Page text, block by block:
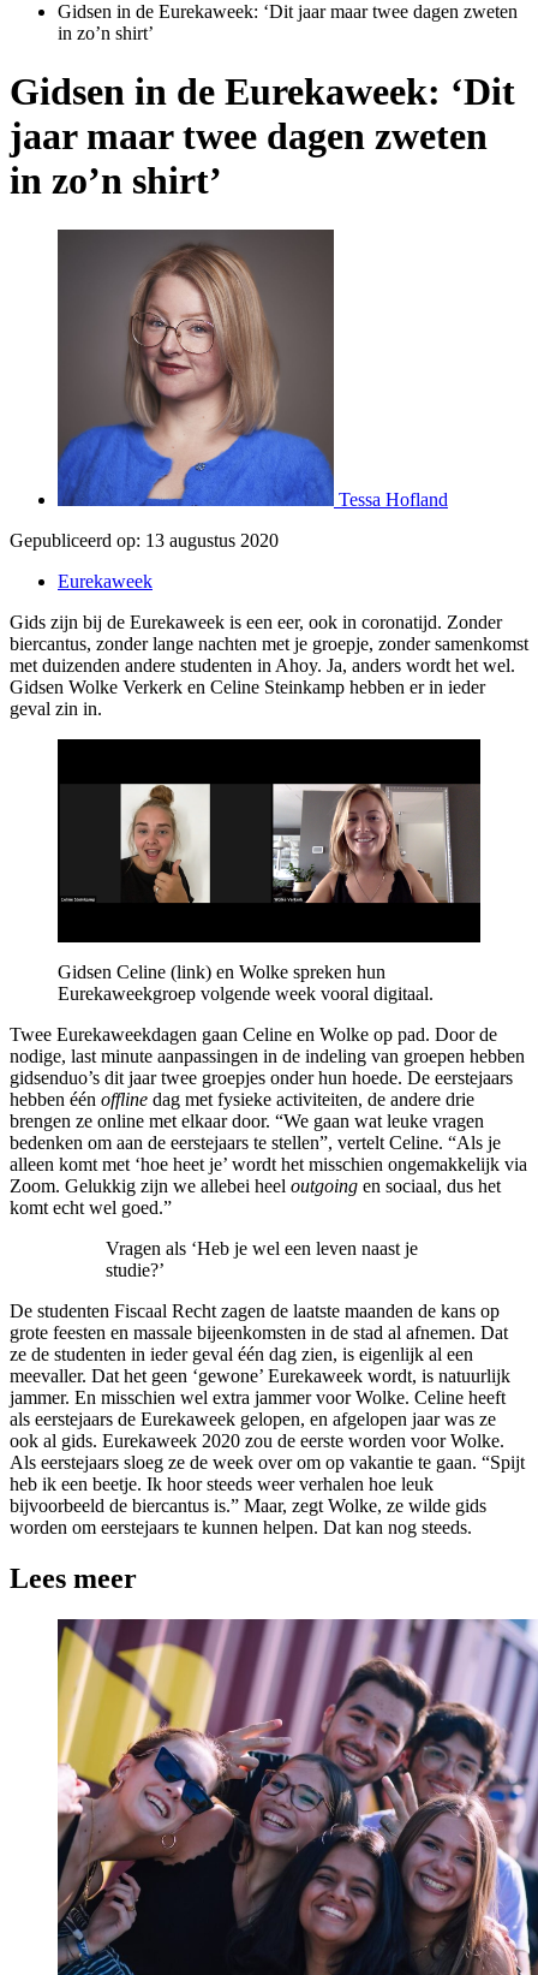
Gidsen in de Eurekaweek: ‘Dit jaar maar twee dagen zweten
in zo’n shirt’
Gidsen in de Eurekaweek: ‘Dit
jaar maar twee dagen zweten
in zo’n shirt’
Tessa Hofland
Gepubliceerd op: 13 augustus 2020
Eurekaweek
Gids zijn bij de Eurekaweek is een eer, ook in coronatijd. Zonder
biercantus, zonder lange nachten met je groepje, zonder samenkomst
met duizenden andere studenten in Ahoy. Ja, anders wordt het wel.
Gidsen Wolke Verkerk en Celine Steinkamp hebben er in ieder
geval zin in.
Gidsen Celine (link) en Wolke spreken hun
Eurekaweekgroep volgende week vooral digitaal.
Twee Eurekaweekdagen gaan Celine en Wolke op pad. Door de
nodige, last minute aanpassingen in de indeling van groepen hebben
gidsenduo’s dit jaar twee groepjes onder hun hoede. De eerstejaars
hebben één offline dag met fysieke activiteiten, de andere drie
brengen ze online met elkaar door. “We gaan wat leuke vragen
bedenken om aan de eerstejaars te stellen”, vertelt Celine. “Als je
alleen komt met ‘hoe heet je’ wordt het misschien ongemakkelijk via
Zoom. Gelukkig zijn we allebei heel outgoing en sociaal, dus het
komt echt wel goed.”
Vragen als ‘Heb je wel een leven naast je
studie?’
De studenten Fiscaal Recht zagen de laatste maanden de kans op
grote feesten en massale bijeenkomsten in de stad al afnemen. Dat
ze de studenten in ieder geval één dag zien, is eigenlijk al een
meevaller. Dat het geen ‘gewone’ Eurekaweek wordt, is natuurlijk
jammer. En misschien wel extra jammer voor Wolke. Celine heeft
als eerstejaars de Eurekaweek gelopen, en afgelopen jaar was ze
ook al gids. Eurekaweek 2020 zou de eerste worden voor Wolke.
Als eerstejaars sloeg ze de week over om op vakantie te gaan. “Spijt
heb ik een beetje. Ik hoor steeds weer verhalen hoe leuk
bijvoorbeeld de biercantus is.” Maar, zegt Wolke, ze wilde gids
worden om eerstejaars te kunnen helpen. Dat kan nog steeds.
Lees meer